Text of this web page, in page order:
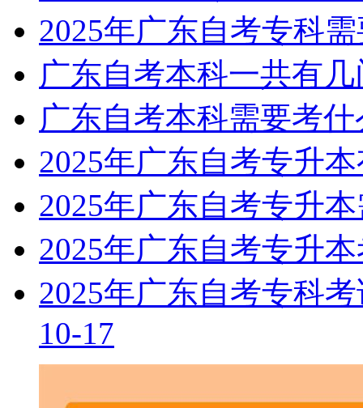
2025年广东自考专科
广东自考本科一共有
广东自考本科需要考
2025年广东自考专升
2025年广东自考专升
2025年广东自考专升
2025年广东自考专科
10-17